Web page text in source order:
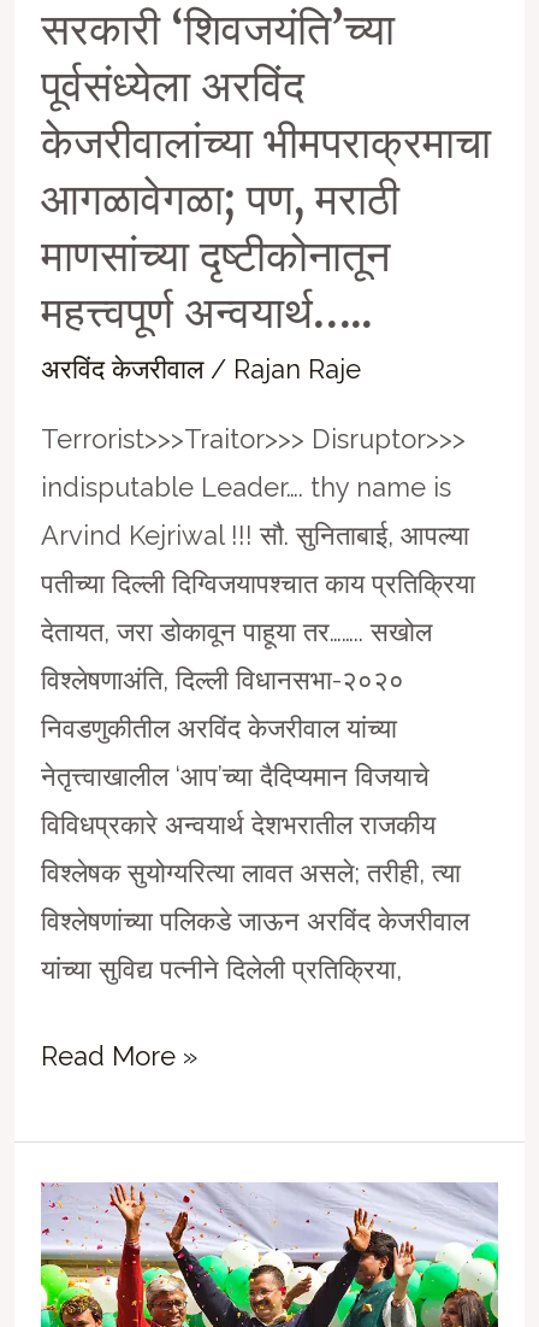
सरकारी ‘शिवजयंति’च्या
पूर्वसंध्येला अरविंद
केजरीवालांच्या भीमपराक्रमाचा
आगळावेगळा; पण, मराठी
माणसांच्या दृष्टीकोनातून
महत्त्वपूर्ण अन्वयार्थ…..
अरविंद केजरीवाल/ Rajan Raje
Terrorist>>>Traitor>>> Disruptor>>>
indisputable Leader…. thy name is
Arvind Kejriwal !!! सौ. सुनिताबाई, आपल्या
पतीच्या दिल्ली दिग्विजयापश्चात काय प्रतिक्रिया
देतायत, जरा डोकावून पाहूया तर…….. सखोल
विश्लेषणाअंति, दिल्ली विधानसभा-२०२०
निवडणुकीतील अरविंद केजरीवाल यांच्या
नेतृत्त्वाखालील ‘आप’च्या दैदिप्यमान विजयाचे
विविधप्रकारे अन्वयार्थ देशभरातील राजकीय
विश्लेषक सुयोग्यरित्या लावत असले; तरीही, त्या
विश्लेषणांच्या पलिकडे जाऊन अरविंद केजरीवाल
यांच्या सुविद्य पत्नीने दिलेली प्रतिक्रिया,
सरकारी
पूर्वसंध्येला
अरविंद
केजरीवालांच्या
भीमपराक्रमाचा
Read More »